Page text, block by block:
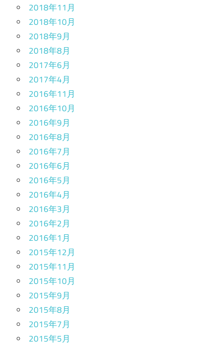
2018年11月
2018年10月
2018年9月
2018年8月
2017年6月
2017年4月
2016年11月
2016年10月
2016年9月
2016年8月
2016年7月
2016年6月
2016年5月
2016年4月
2016年3月
2016年2月
2016年1月
2015年12月
2015年11月
2015年10月
2015年9月
2015年8月
2015年7月
2015年5月